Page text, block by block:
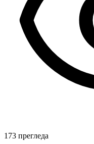
173 прегледа